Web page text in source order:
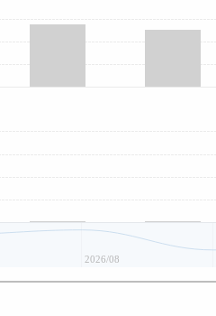
2026/08